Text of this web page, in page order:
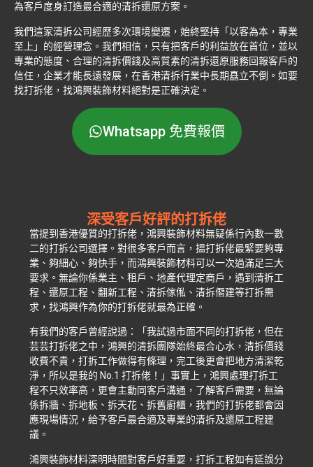
為客戶度身訂造最合適的清拆還原方案。
我們這家清拆公司經歷多次環境變遷，始終堅持「以客為本，專業
至上」的經營理念。我們相信，只有把客戶的利益放在首位，並以
專業的態度、合理的清拆價錢及高質素的清拆還原服務回報客戶的
信任，企業才能長遠發展，在香港清拆行業中長期矗立不倒。如要
找打拆佬，找鴻興裝飾材料絕對是正確決定。
Whatsapp 免費報價
深受客戶好評的打拆佬
當提到香港優質的打拆佬，鴻興裝飾材料無疑係行內數一數
二的打拆公司選擇。對很多客戶而言，搵打拆佬最緊要夠專
業、夠細心、夠快手，而鴻興裝飾材料可以一次過滿足三大
要求。無論你係業主、租戶、地產代理定商戶，遇到清拆工
程、還原工程、翻新工程、清拆傢俬、清拆僭建等打拆需
求，找鴻興作為你的打拆佬就最為正確。
有我們的客戶曾經說過：「我試過市面不同的打拆佬，但在
芸芸打拆佬之中，鴻興的清拆團隊始終最合心水，清拆價錢
收費不貴，打拆工作做得有條理，完工後更會把地方清潔乾
淨，所以是我的 No.1 打拆佬！」事實上，鴻興處理打拆工
程不只效率高，更會主動同客戶溝通，了解客戶需要，無論
係拆牆、拆地板、拆天花、拆舊廚櫃，我們的打拆佬都會因
應現場情況，給予客戶最合適及專業的清拆及還原工程建
議。
鴻興裝飾材料深明時間對客戶好重要，打拆工程如有延誤分